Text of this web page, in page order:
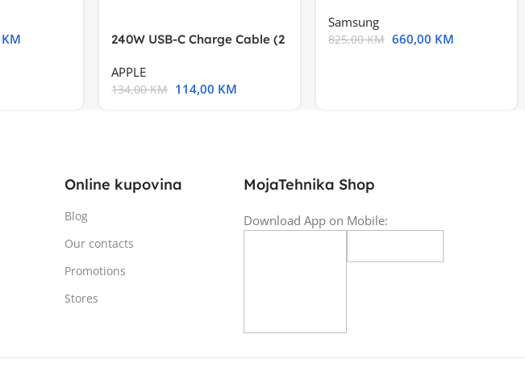
KM
240W USB-C Charge Cable (2
APPLE
134,00KM 114,00 KM
Samsung
825,00KM 660,00 KM
Online kupovina
Blog
Our contacts
Promotions
Stores
MojaTehnika Shop
Download App on Mobile: